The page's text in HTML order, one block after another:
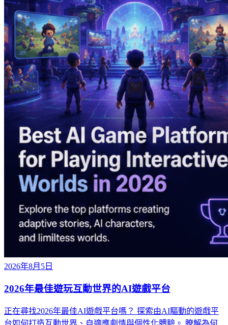
2026年8月5日
2026年最佳遊玩互動世界的AI遊戲平台
正在尋找2026年最佳AI遊戲平台嗎？ 探索由AI驅動的遊戲平
台如何打造互動世界、自適應劇情與個性化體驗。 瞭解為何